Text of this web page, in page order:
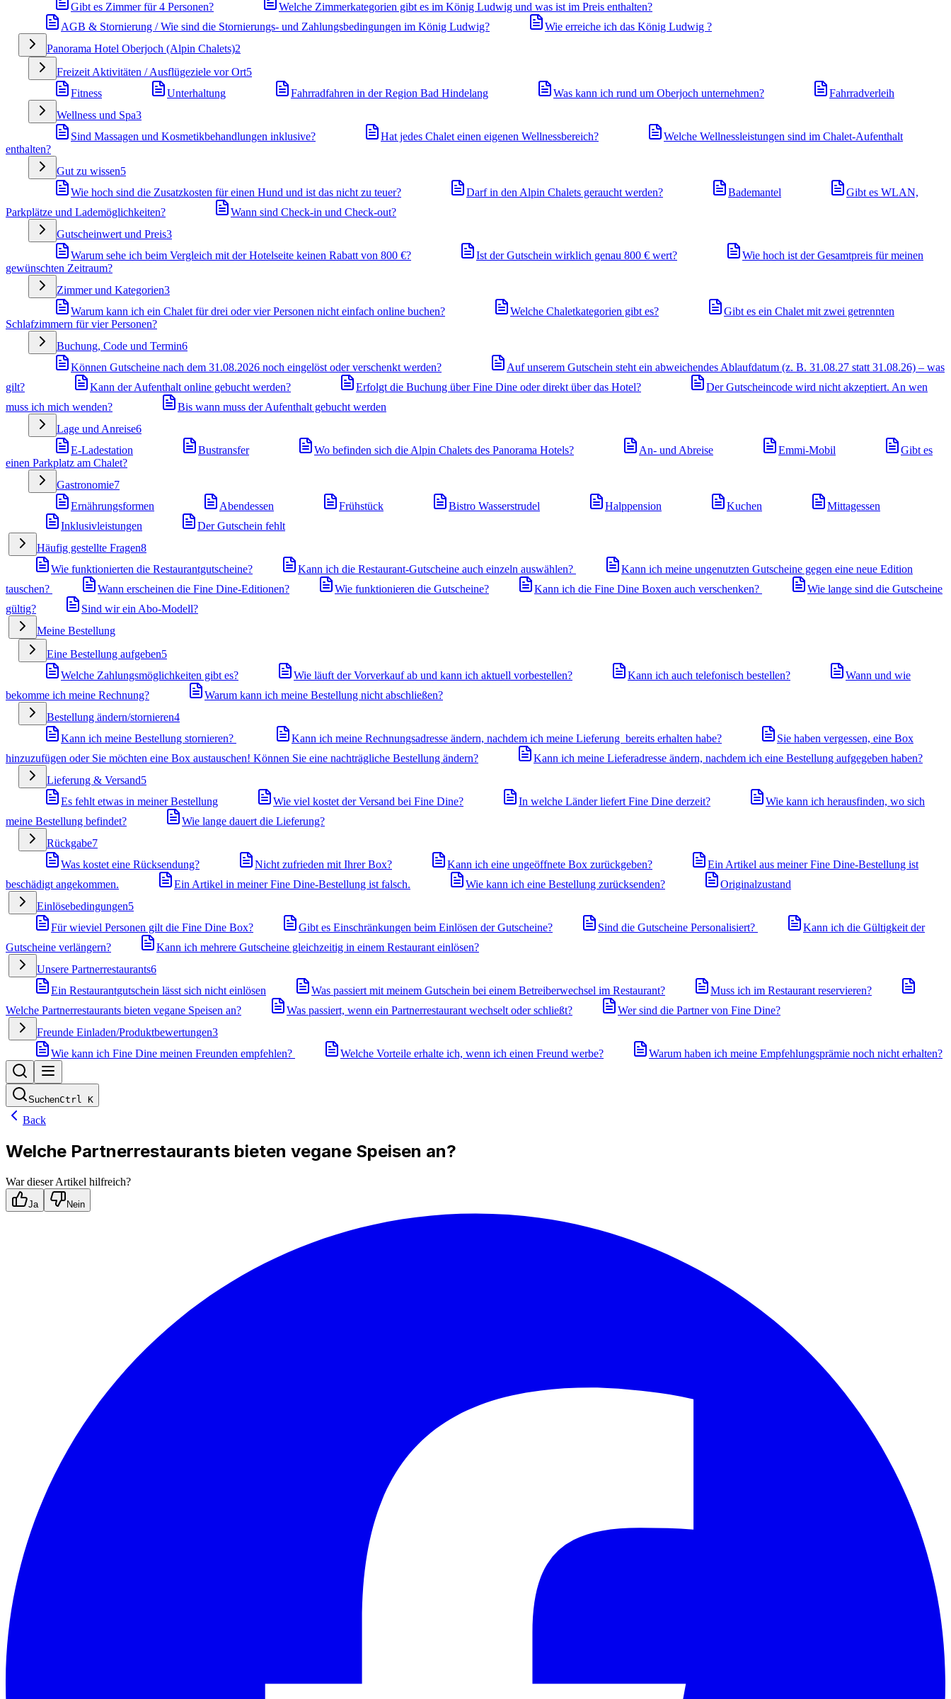
Gibt es Zimmer für 4 Personen?
Welche Zimmerkategorien gibt es im König Ludwig und was ist im Preis enthalten?
AGB & Stornierung / Wie sind die Stornierungs- und Zahlungsbedingungen im König Ludwig?
Wie erreiche ich das König Ludwig ?
Panorama Hotel Oberjoch (Alpin Chalets)2
Freizeit Aktivitäten / Ausflügeziele vor Ort5
Fitness
Unterhaltung Fahrradfahren in der Region Bad Hindelang Was kann ich rund um Oberjoch unternehmen?
Fahrradverleih
Wellness und Spa3
Sind Massagen und Kosmetikbehandlungen inklusive?
Hat jedes Chalet einen eigenen Wellnessbereich?
Welche Wellnessleistungen sind im Chalet-Aufenthalt
enthalten?
Gut zu wissen5
Wie hoch sind die Zusatzkosten für einen Hund und ist das nicht zu teuer?
Darf in den Alpin Chalets geraucht werden? Bademantel
Gibt es WLAN,
Parkplätze und Lademöglichkeiten?
Wann sind Check-in und Check-out?
Gutscheinwert und Preis3
Warum sehe ich beim Vergleich mit der Hotelseite keinen Rabatt von 800 €?
Ist der Gutschein wirklich genau 800 € wert?
Wie hoch ist der Gesamtpreis für meinen
gewünschten Zeitraum?
Zimmer und Kategorien3
Warum kann ich ein Chalet für drei oder vier Personen nicht einfach online buchen?
Welche Chaletkategorien gibt es?
Gibt es ein Chalet mit zwei getrennten
Schlafzimmern für vier Personen?
Buchung, Code und Termin6
Können Gutscheine nach dem 31.08.2026 noch eingelöst oder verschenkt werden?
Auf unserem Gutschein steht ein abweichendes Ablaufdatum (z. B. 31.08.27 statt 31.08.26) – was
gilt?
Kann der Aufenthalt online gebucht werden? Erfolgt die Buchung über Fine Dine oder direkt über das Hotel?
Der Gutscheincode wird nicht akzeptiert. An wen
muss ich mich wenden?
Bis wann muss der Aufenthalt gebucht werden
Lage und Anreise6
E-Ladestation
Bustransfer Wo befinden sich die Alpin Chalets des Panorama Hotels? An- und Abreise Emmi-Mobil
Gibt es
einen Parkplatz am Chalet?
Gastronomie7
Ernährungsformen
Abendessen Frühstück Bistro Wasserstrudel Halppension Kuchen
Mittagessen
Inklusivleistungen
Der Gutschein fehlt
Häufig gestellte Fragen8
Wie funktionierten die Restaurantgutscheine?
Kann ich die Restaurant-Gutscheine auch einzeln auswählen?
Kann ich meine ungenutzten Gutscheine gegen eine neue Edition
tauschen?
Wann erscheinen die Fine Dine-Editionen? Wie funktionieren die Gutscheine? Kann ich die Fine Dine Boxen auch verschenken?
Wie lange sind die Gutscheine
gültig?
Sind wir ein Abo-Modell?
Meine Bestellung
Eine Bestellung aufgeben5
Welche Zahlungsmöglichkeiten gibt es?
Wie läuft der Vorverkauf ab und kann ich aktuell vorbestellen? Kann ich auch telefonisch bestellen?
Wann und wie
bekomme ich meine Rechnung?
Warum kann ich meine Bestellung nicht abschließen?
Bestellung ändern/stornieren4
Kann ich meine Bestellung stornieren?
Kann ich meine Rechnungsadresse ändern, nachdem ich meine Lieferung bereits erhalten habe?
Sie haben vergessen, eine Box
hinzuzufügen oder Sie möchten eine Box austauschen! Können Sie eine nachträgliche Bestellung ändern?
Kann ich meine Lieferadresse ändern, nachdem ich eine Bestellung aufgegeben haben?
Lieferung & Versand5
Es fehlt etwas in meiner Bestellung
Wie viel kostet der Versand bei Fine Dine? In welche Länder liefert Fine Dine derzeit?
Wie kann ich herausfinden, wo sich
meine Bestellung befindet?
Wie lange dauert die Lieferung?
Rückgabe7
Was kostet eine Rücksendung?
Nicht zufrieden mit Ihrer Box? Kann ich eine ungeöffnete Box zurückgeben?
Ein Artikel aus meiner Fine Dine-Bestellung ist
beschädigt angekommen.
Ein Artikel in meiner Fine Dine-Bestellung ist falsch. Wie kann ich eine Bestellung zurücksenden?
Originalzustand
Einlösebedingungen5
Für wieviel Personen gilt die Fine Dine Box?
Gibt es Einschränkungen beim Einlösen der Gutscheine? Sind die Gutscheine Personalisiert?
Kann ich die Gültigkeit der
Gutscheine verlängern?
Kann ich mehrere Gutscheine gleichzeitig in einem Restaurant einlösen?
Unsere Partnerrestaurants6
Ein Restaurantgutschein lässt sich nicht einlösen
Was passiert mit meinem Gutschein bei einem Betreiberwechsel im Restaurant?
Muss ich im Restaurant reservieren?
Welche Partnerrestaurants bieten vegane Speisen an?
Was passiert, wenn ein Partnerrestaurant wechselt oder schließt?
Wer sind die Partner von Fine Dine?
Freunde Einladen/Produktbewertungen3
Wie kann ich Fine Dine meinen Freunden empfehlen?
Welche Vorteile erhalte ich, wenn ich einen Freund werbe? Warum haben ich meine Empfehlungsprämie noch nicht erhalten?
SuchenCtrl K
Back
Welche Partnerrestaurants bieten vegane Speisen an?
War dieser Artikel hilfreich?
Ja Nein